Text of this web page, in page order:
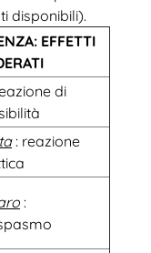
disponibili).
EFFETTI
di
: reazione
: